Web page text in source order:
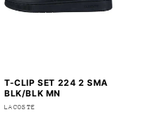
T-CLIP SET 224 2 SMA
BLK/BLK MN
Anbieter:
LACOSTE